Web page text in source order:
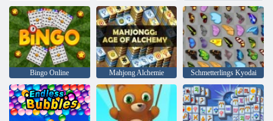
Bingo Online Mahjong Alchemie Schmetterlings Kyodai